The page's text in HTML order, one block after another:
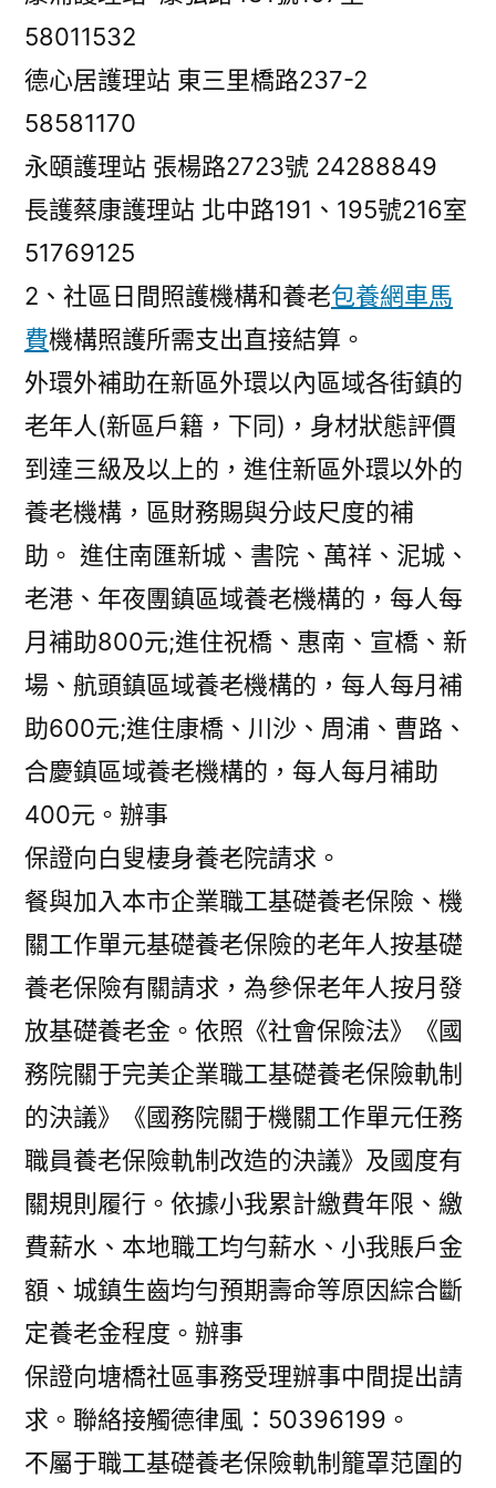
58011532
德心居護理站 東三里橋路237-2
58581170
永頤護理站 張楊路2723號 24288849
長護蔡康護理站 北中路191、195號216室
51769125
2、社區日間照護機構和養老包養網車馬
費機構照護所需支出直接結算。
外環外補助在新區外環以內區域各街鎮的
老年人(新區戶籍，下同)，身材狀態評價
到達三級及以上的，進住新區外環以外的
養老機構，區財務賜與分歧尺度的補
助。 進住南匯新城、書院、萬祥、泥城、
老港、年夜團鎮區域養老機構的，每人每
月補助800元;進住祝橋、惠南、宣橋、新
場、航頭鎮區域養老機構的，每人每月補
助600元;進住康橋、川沙、周浦、曹路、
合慶鎮區域養老機構的，每人每月補助
400元。辦事
保證向白叟棲身養老院請求。
餐與加入本市企業職工基礎養老保險、機
關工作單元基礎養老保險的老年人按基礎
養老保險有關請求，為參保老年人按月發
放基礎養老金。依照《社會保險法》《國
務院關于完美企業職工基礎養老保險軌制
的決議》《國務院關于機關工作單元任務
職員養老保險軌制改造的決議》及國度有
關規則履行。依據小我累計繳費年限、繳
費薪水、本地職工均勻薪水、小我賬戶金
額、城鎮生齒均勻預期壽命等原因綜合斷
定養老金程度。辦事
保證向塘橋社區事務受理辦事中間提出請
求。聯絡接觸德律風：50396199。
不屬于職工基礎養老保險軌制籠罩范圍的